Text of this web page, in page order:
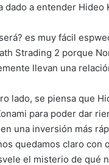
dado a entender
es muy fácil
Strading 2 porque
llevan una
lado, se piensa que
para poder dar
una inversión más
quedamos claro con
el misterio de qué